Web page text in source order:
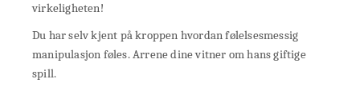
virkeligheten!
Du har selv kjent på kroppen hvordan følelsesmessig
manipulasjon føles. Arrene dine vitner om hans giftige
spill.